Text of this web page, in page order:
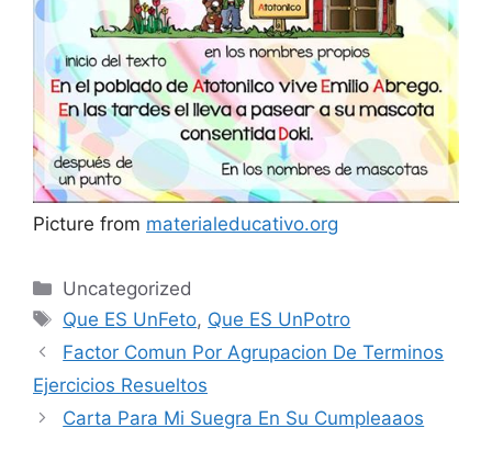
Picture from materialeducativo.org
Categories
Uncategorized
Tags
Que ES UnFeto, Que ES UnPotro
Factor Comun Por Agrupacion De Terminos
Ejercicios Resueltos
Carta Para Mi Suegra En Su Cumpleaaos